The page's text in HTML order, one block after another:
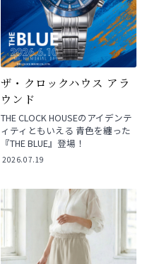
ザ・クロックハウス アラ
ウンド
THE CLOCK HOUSEのアイデンテ
ィティともいえる 青色を纏った
『THE BLUE』登場！
2026.07.19